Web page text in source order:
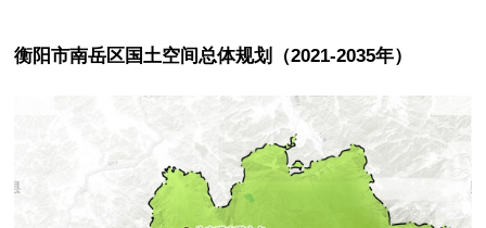
衡阳市南岳区国土空间总体规划（2021-2035年）